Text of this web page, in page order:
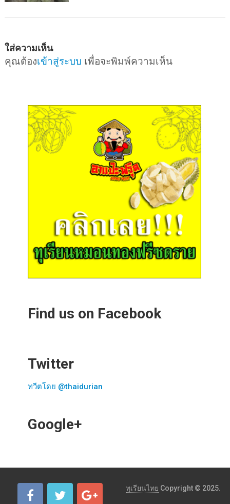
ใส่ความเห็น
คุณต้องเข้าสู่ระบบ เพื่อจะพิมพ์ความเห็น
Find us on Facebook
Twitter
ทวีตโดย @thaidurian
Google+
ทุเรียนไทย Copyright © 2025.